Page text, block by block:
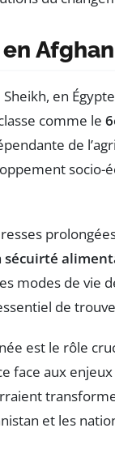
en
comme le
de
sécuirté
modes de vie
de
est le rôle
face aux
et les